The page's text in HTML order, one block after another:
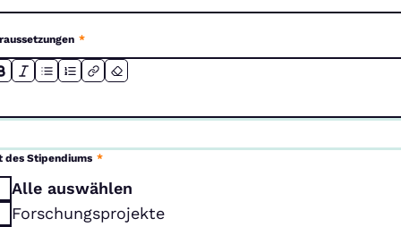
*
des Stipendiums *
Alle auswählen
Forschungsprojekte